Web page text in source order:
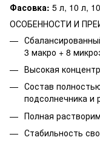
Фасовка: 5 л, 10 л,
ОСОБЕННОСТИ И
3 макро + 8
Высокая
Состав
подсолнечника и
Полная
Стабильность